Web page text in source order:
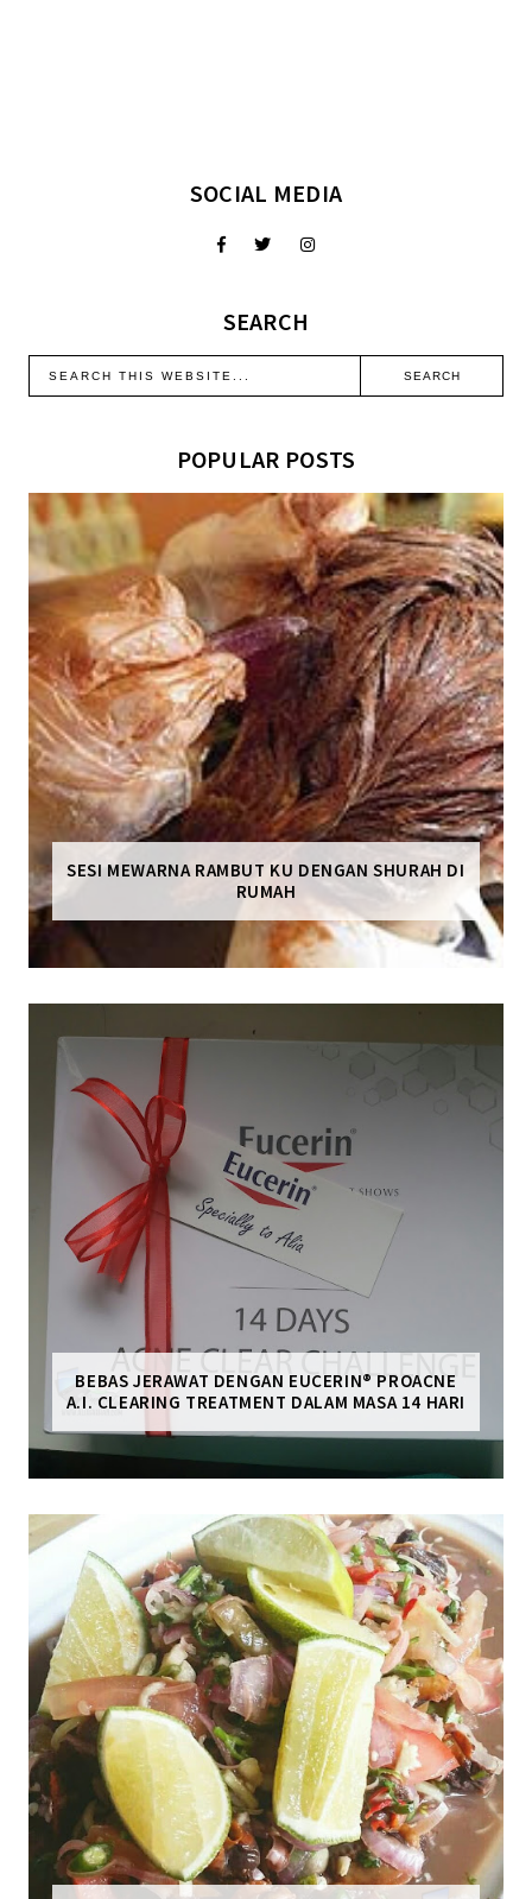
SOCIAL MEDIA
SEARCH
POPULAR POSTS
SESI MEWARNA RAMBUT KU DENGAN SHURAH DI
RUMAH
BEBAS JERAWAT DENGAN EUCERIN® PROACNE
A.I. CLEARING TREATMENT DALAM MASA 14 HARI